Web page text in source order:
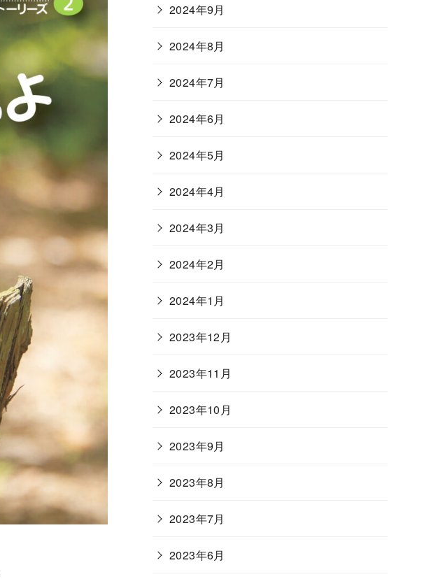
2024年9月
2024年8月
2024年7月
2024年6月
2024年5月
2024年4月
2024年3月
2024年2月
2024年1月
2023年12月
2023年11月
2023年10月
2023年9月
2023年8月
2023年7月
2023年6月